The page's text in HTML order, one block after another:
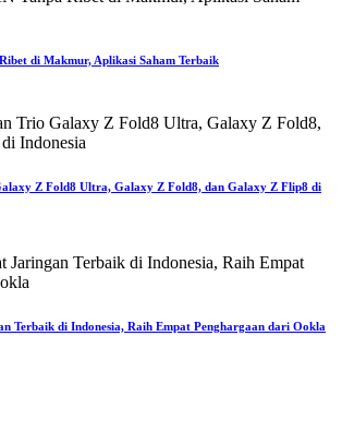
di Makmur, Aplikasi Saham Terbaik
Z Fold8 Ultra, Galaxy Z Fold8, dan Galaxy Z Flip8 di
Terbaik di Indonesia, Raih Empat Penghargaan dari Ookla